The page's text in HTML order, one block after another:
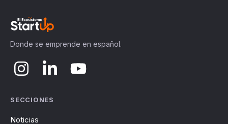
Donde se emprende en español.
SECCIONES
Noticias